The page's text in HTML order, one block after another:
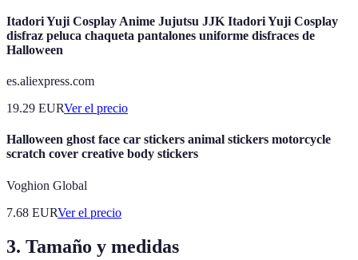
Itadori Yuji Cosplay Anime Jujutsu JJK Itadori Yuji Cosplay
disfraz peluca chaqueta pantalones uniforme disfraces de
Halloween
es.aliexpress.com
19.29 EURVer el precio
Halloween ghost face car stickers animal stickers motorcycle
scratch cover creative body stickers
Voghion Global
7.68 EURVer el precio
3. Tamaño y medidas